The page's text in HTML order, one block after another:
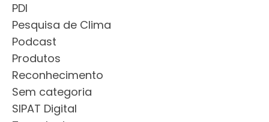
PDI
Pesquisa de Clima
Podcast
Produtos
Reconhecimento
Sem categoria
SIPAT Digital